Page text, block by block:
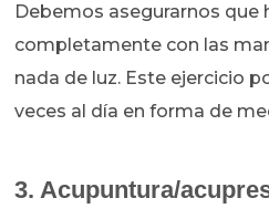
Debemos asegurarnos
completamente con las
nada de luz. Este ejercicio
veces al día en forma de
3. Acupuntura/